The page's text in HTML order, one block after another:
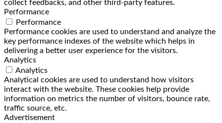
collect feedbacks, and other third-party features.
Performance
Performance
Performance cookies are used to understand and analyze the
key performance indexes of the website which helps in
delivering a better user experience for the visitors.
Analytics
Analytics
Analytical cookies are used to understand how visitors
interact with the website. These cookies help provide
information on metrics the number of visitors, bounce rate,
traffic source, etc.
Advertisement